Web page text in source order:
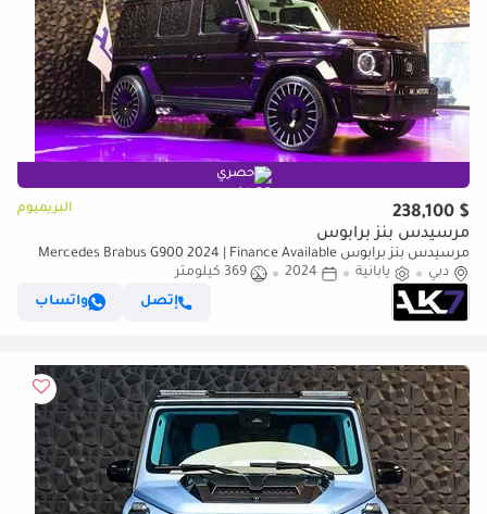
حصري
$ 238,100 البريميوم
مرسيدس بنز برابوس
مرسيدس بنز برابوس Mercedes Brabus G900 2024 | Finance Available
دبي
يابانية 2024
369 كيلومتر
إتصل
واتساب